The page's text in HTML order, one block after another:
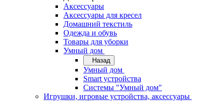
Аксессуары
Аксессуары для кресел
Домашний текстиль
Одежда и обувь
Товары для уборки
Умный дом
Назад
Умный дом
Smart устройства
Системы "Умный дом"
Игрушки, игровые устройства, аксессуары